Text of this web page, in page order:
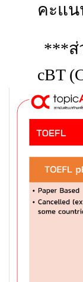
คะแน
***ส่ว
cBT